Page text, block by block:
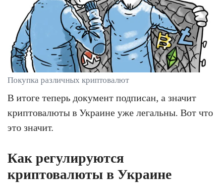
Покупка различных криптовалют
В итоге теперь документ подписан, а значит
криптовалюты в Украине уже легальны. Вот что
это значит.
Как регулируются
криптовалюты в Украине